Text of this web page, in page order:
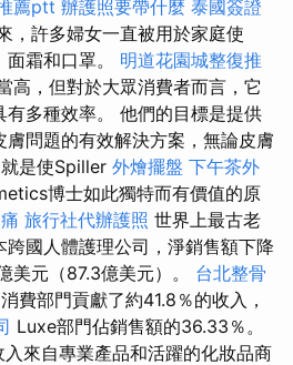
薦ptt 辦護照要帶什麼 泰國簽證
，許多婦女一直被用於家庭使
霜和口罩。 明道花園城整復推
高，但對於大眾消費者而言，它
多種效率。 他們的目標是提供
問題的有效解決方案，無論皮膚
是使Spiller 外燴擺盤 下午茶外
博士如此獨特而有價值的原
旅行社代辦護照 世界上最古老
國人體護理公司，淨銷售額下降
美元（87.3億美元）。 台北整骨
費部門貢獻了約41.8％的收入，
Luxe部門佔銷售額的36.33％。
來自專業產品和活躍的化妝品商